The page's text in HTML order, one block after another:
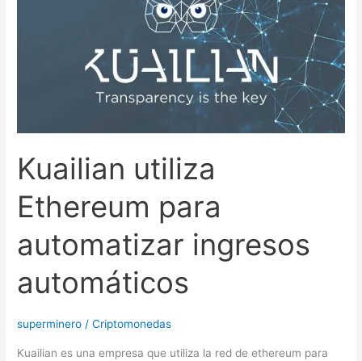
Kuailian utiliza
Ethereum para
automatizar ingresos
automáticos
superminero/Criptomonedas
Kuailian es una empresa que utiliza la red de ethereum para